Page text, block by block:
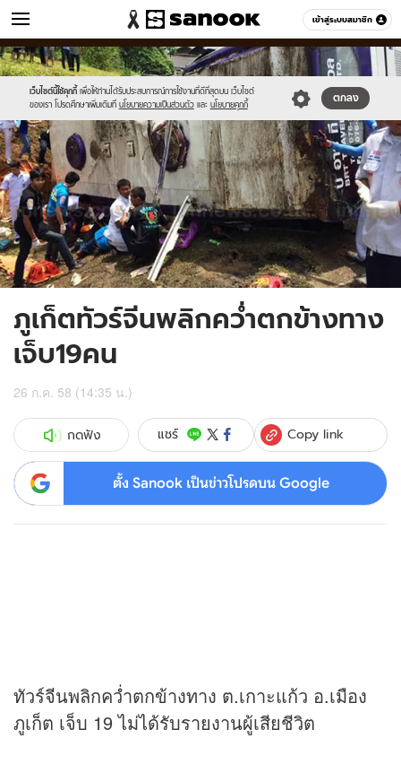
เข้าสู่ระบบสมาชิก
ข่าว หมวดอื่นๆ
เว็บไซต์นี้ใช้คุกกี้ เพื่อให้ท่านได้รับประสบการณ์การใช้งานที่ดีที่สุดบน เว็บไซต์
ของเรา โปรดศึกษาเพิ่มเติมที่ นโยบายความเป็นส่วนตัว และ นโยบายคุกกี้
ตกลง
Sanook
//s.isanook.com/sr/0/images/logo-
new-
sanook.png
600
60
//s.isanook.com/ns/0/ud/367/1836754/634664-
01.jpg
ภูเก็ตทัวร์จีนพลิกคว่ำตกข้างทาง
เจ็บ19คน
26 ก.ค. 58 (14:35 น.)
กดฟัง แชร์ Copy link
ตั้ง Sanook เป็นข่าวโปรดบน Google
ทัวร์จีนพลิกคว่ำตกข้างทาง ต.เกาะแก้ว อ.เมือง
ภูเก็ต เจ็บ 19 ไม่ได้รับรายงานผู้เสียชีวิต